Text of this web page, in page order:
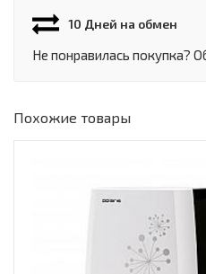
10 Дней на обмен
Не понравилась покупка?
Похожие товары